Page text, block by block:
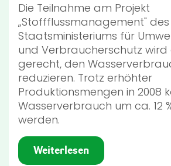
Die Teilnahme am Projekt
„Stoffflussmanagement"
Staatsministeriums für
und Verbraucherschutz wird
gerecht, den
reduzieren. Trotz erhöhter
Produktionsmengen in 2008
Wasserverbrauch um ca. 12
werden.
Weiterlesen